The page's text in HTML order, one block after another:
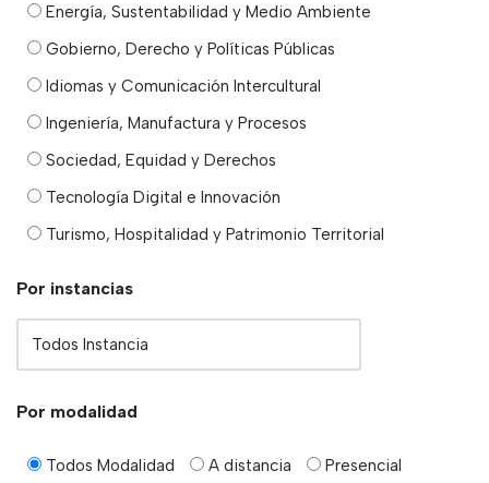
Energía, Sustentabilidad y Medio Ambiente
Gobierno, Derecho y Políticas Públicas
Idiomas y Comunicación Intercultural
Ingeniería, Manufactura y Procesos
Sociedad, Equidad y Derechos
Tecnología Digital e Innovación
Turismo, Hospitalidad y Patrimonio Territorial
Por instancias
Por modalidad
Todos Modalidad A distancia
Presencial